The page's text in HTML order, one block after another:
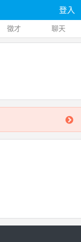
登入
徵才 聊天